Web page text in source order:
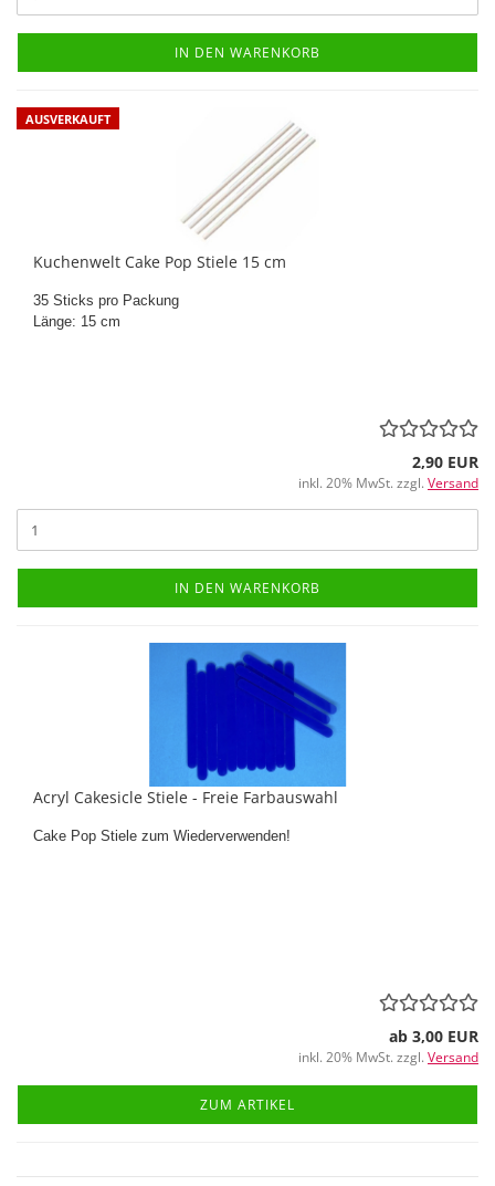
IN DEN WARENKORB
AUSVERKAUFT
Kuchenwelt Cake Pop Stiele 15 cm
35 Sticks pro Packung
Länge: 15 cm
2,90 EUR
inkl. 20% MwSt. zzgl. Versand
IN DEN WARENKORB
Acryl Cakesicle Stiele - Freie Farbauswahl
Cake Pop Stiele zum Wiederverwenden!
ab 3,00 EUR
inkl. 20% MwSt. zzgl. Versand
ZUM ARTIKEL